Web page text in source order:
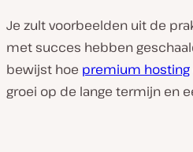
Je zult voorbeelden uit de
met succes hebben
bewijst hoe premium hosting
groei op de lange termijn en